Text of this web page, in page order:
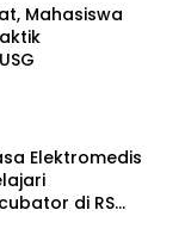
Mahasiswa
Elektromedis
di RS